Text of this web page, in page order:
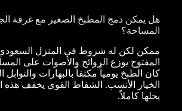
هل يمكن دمج المطبخ الصغير مع غرفة
المساحة؟
ممكن لكن له شروط في المنزل
المفتوح يوزع الروائح والأصوات على
كان الطبخ يومياً مكثفاً بالبهارات
الخيار الأنسب. الشفاط القوي يخفف هذه
يحلها كاملاً.